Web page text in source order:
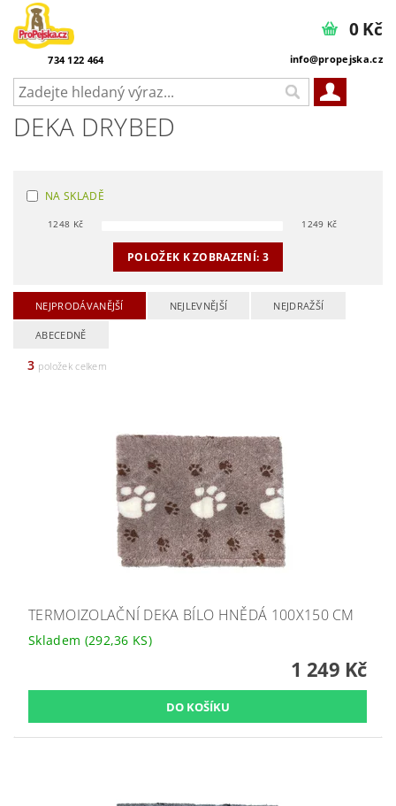
734 122 464 info@propejska.cz
0 Kč
DEKA DRYBED
NA SKLADĚ
1248 Kč 1249 Kč
POLOŽEK K ZOBRAZENÍ: 3
NEJPRODÁVANĚJŠÍ NEJLEVNĚJŠÍ NEJDRAŽŠÍ
ABECEDNĚ
3 položek celkem
TERMOIZOLAČNÍ DEKA BÍLO HNĚDÁ 100X150 CM
Skladem (292,36 KS)
1 249 Kč